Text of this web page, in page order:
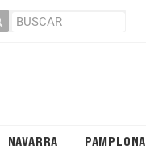
NAVARRA PAMPLONA